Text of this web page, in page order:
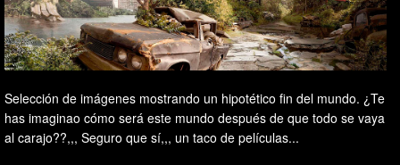
Selección de imágenes mostrando un hipotético fin del mundo. ¿Te
has imaginao cómo será este mundo después de que todo se vaya
al carajo??,,, Seguro que sí,,, un taco de películas...